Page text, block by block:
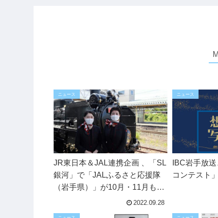
ニュース
JR東日本＆JAL連携企画 、「SL
銀河」で「JALふるさと応援隊
（岩手県）」が10月・11月もお
2022.09.28
ニュース
IBC岩手放
コンテスト